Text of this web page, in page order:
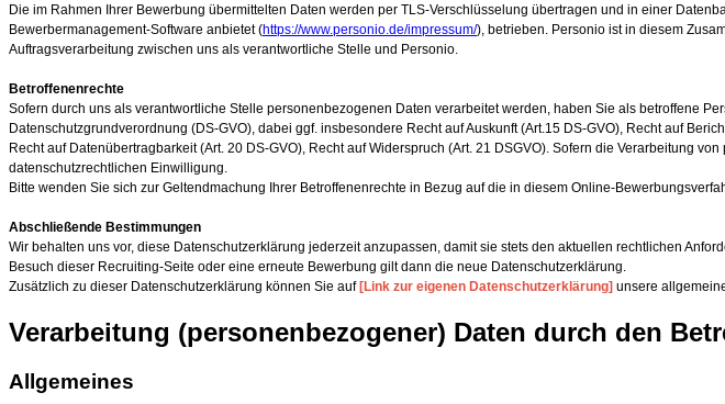
Die im Rahmen Ihrer Bewerbung übermittelten Daten werden per TLS-Verschlüsselung übertragen und in einer
Bewerbermanagement-Software anbietet (https://www.personio.de/impressum/), betrieben. Personio ist in diesem
Auftragsverarbeitung zwischen uns als verantwortliche Stelle und Personio.
Betroffenenrechte
Sofern durch uns als verantwortliche Stelle personenbezogenen Daten verarbeitet werden, haben Sie als betroffene
Datenschutzgrundverordnung (DS-GVO), dabei ggf. insbesondere Recht auf Auskunft (Art.15 DS-GVO), Recht auf
Recht auf Datenübertragbarkeit (Art. 20 DS-GVO), Recht auf Widerspruch (Art. 21 DSGVO). Sofern die Verarbeitung
datenschutzrechtlichen Einwilligung.
Bitte wenden Sie sich zur Geltendmachung Ihrer Betroffenenrechte in Bezug auf die in diesem Online-
Abschließende Bestimmungen
Wir behalten uns vor, diese Datenschutzerklärung jederzeit anzupassen, damit sie stets den aktuellen rechtlichen
Besuch dieser Recruiting-Seite oder eine erneute Bewerbung gilt dann die neue Datenschutzerklärung.
Zusätzlich zu dieser Datenschutzerklärung können Sie auf[Link zur eigenen Datenschutzerklärung] unsere
Verarbeitung (personenbezogener) Daten durch den
Allgemeines